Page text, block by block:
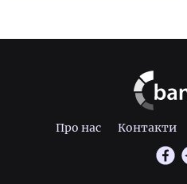
Про нас Контакти